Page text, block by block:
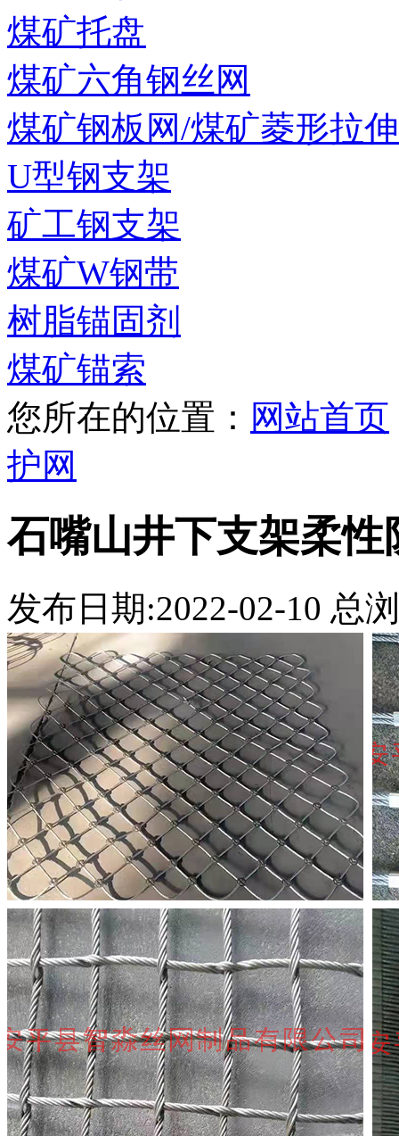
煤矿托盘
煤矿六角钢丝网
煤矿钢板网/煤矿菱形拉
U型钢支架
矿工钢支架
煤矿W钢带
树脂锚固剂
煤矿锚索
您所在的位置： 网站首页
护网
石嘴山井下支架柔性
发布日期:2022-02-10 总